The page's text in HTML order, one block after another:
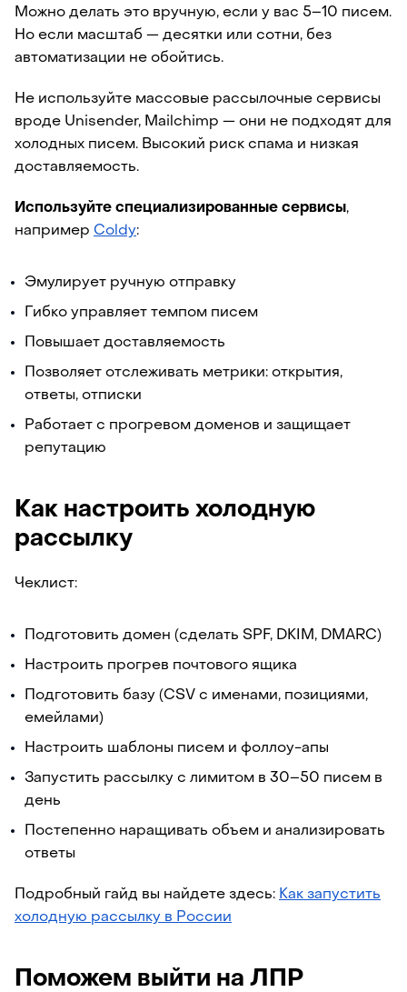
Можно делать это вручную, если у вас 5–10 писем.
Но если масштаб — десятки или сотни, без
автоматизации не обойтись.
Не используйте массовые рассылочные сервисы
вроде Unisender, Mailchimp — они не подходят для
холодных писем. Высокий риск спама и низкая
доставляемость.
Используйте специализированные сервисы,
например Coldy:
Эмулирует ручную отправку
Гибко управляет темпом писем
Повышает доставляемость
Позволяет отслеживать метрики: открытия,
ответы, отписки
Работает с прогревом доменов и защищает
репутацию
Как настроить холодную
рассылку
Чеклист:
Подготовить домен (сделать SPF, DKIM, DMARC)
Настроить прогрев почтового ящика
Подготовить базу (CSV с именами, позициями,
емейлами)
Настроить шаблоны писем и фоллоу-апы
Запустить рассылку с лимитом в 30–50 писем в
день
Постепенно наращивать объем и анализировать
ответы
Подробный гайд вы найдете здесь: Как запустить
холодную рассылку в России
Поможем выйти на ЛПР